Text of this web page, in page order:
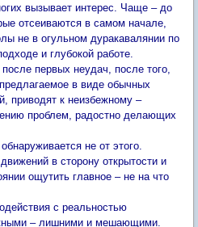
вызывает интерес. Чаще – до
отсеиваются в самом начале,
не в огульном дуракавалянии по
и глубокой работе.
первых неудач, после того,
в виде обычных
приводят к неизбежному –
проблем, радостно делающих
не от этого.
в сторону открытости и
ощутить главное – не на что
с реальностью
– лишними и мешающими.